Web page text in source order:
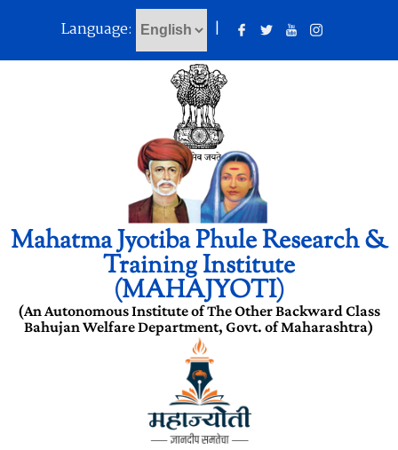
Language: |
Mahatma Jyotiba Phule Research &
Training Institute
(MAHAJYOTI)
(An Autonomous Institute of The Other Backward Class
Bahujan Welfare Department, Govt. of Maharashtra)